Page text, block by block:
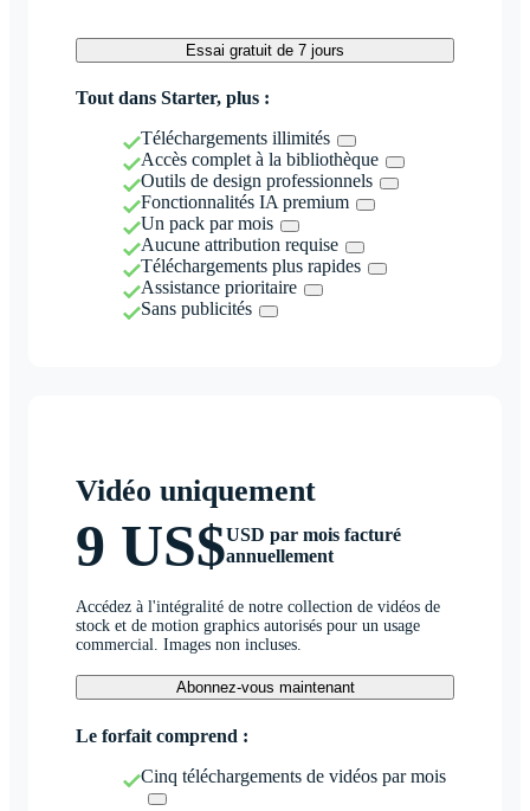
Essai gratuit de 7 jours
Tout dans Starter, plus :
Téléchargements illimités
Accès complet à la bibliothèque
Outils de design professionnels
Fonctionnalités IA premium
Un pack par mois
Aucune attribution requise
Téléchargements plus rapides
Assistance prioritaire
Sans publicités
Vidéo uniquement
9 US$USD par mois facturé
annuellement
Accédez à l'intégralité de notre collection de vidéos de
stock et de motion graphics autorisés pour un usage
commercial. Images non incluses.
Abonnez-vous maintenant
Le forfait comprend :
Cinq téléchargements de vidéos par mois